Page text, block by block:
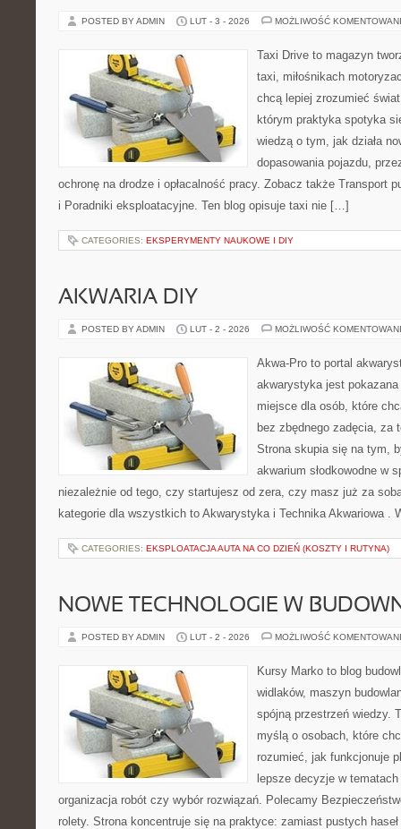
POSTED BY ADMIN LUT - 3 - 2026 MOŻLIWOŚĆ
Taxi Drive to magazyn
taxi, miłośnikach
chcą lepiej zrozumieć
którym praktyka spotyka
wiedzą o tym, jak działa
dopasowania pojazdu,
ochronę na drodze i opłacalność pracy. Zobacz także Transport
i Poradniki eksploatacyjne. Ten blog opisuje taxi nie […]
CATEGORIES: EKSPERYMENTY NAUKOWE I DIY
AKWARIA DIY
POSTED BY ADMIN LUT - 2 - 2026 MOŻLIWOŚĆ
Akwa-Pro to portal
akwarystyka jest
miejsce dla osób, które
bez zbędnego zadęcia, za
Strona skupia się na tym,
akwarium słodkowodne w
niezależnie od tego, czy startujesz od zera, czy masz już za
kategorie dla wszystkich to Akwarystyka i Technika Akwariowa .
CATEGORIES: EKSPLOATACJA AUTA NA CO DZIEŃ (KOSZTY I RUTYNA)
NOWE TECHNOLOGIE W
POSTED BY ADMIN LUT - 2 - 2026 MOŻLIWOŚĆ
Kursy Marko to blog
widlaków, maszyn
spójną przestrzeń wiedzy.
myślą o osobach, które
rozumieć, jak funkcjonuje
lepsze decyzje w
organizacja robót czy wybór rozwiązań. Polecamy
rolety. Strona koncentruje się na praktyce: zamiast pustych